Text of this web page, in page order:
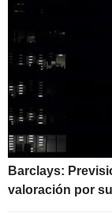
Barclays:
valoración por